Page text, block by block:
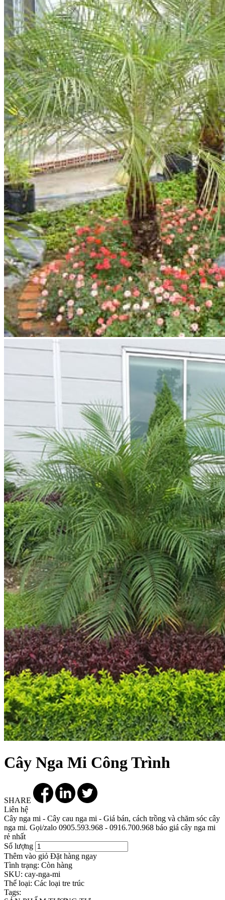
Cây Nga Mi Công Trình
SHARE
Liên hệ
Cây nga mi - Cây cau nga mi - Giá bán, cách trồng và chăm sóc cây
nga mi. Gọi/zalo 0905.593.968 - 0916.700.968 báo giá cây nga mi
rẻ nhất
Số lượng
Thêm vào giỏ Đặt hàng ngay
Tình trạng: Còn hàng
SKU: cay-nga-mi
Thể loại: Các loại tre trúc
Tags: